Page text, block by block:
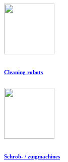
Cleaning robots
Schrob- / zuigmachines